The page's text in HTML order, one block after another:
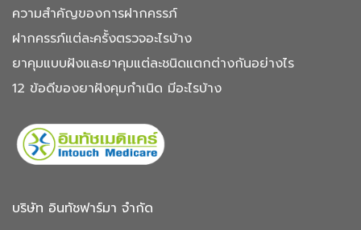
ความสำคัญของการฝากครรภ์
ฝากครรภ์แต่ละครั้งตรวจอะไรบ้าง
ยาคุมแบบฝังและยาคุมแต่ละชนิดแตกต่างกันอย่างไร
12 ข้อดีของยาฝังคุมกำเนิด มีอะไรบ้าง
บริษัท อินทัชฟาร์มา จำกัด